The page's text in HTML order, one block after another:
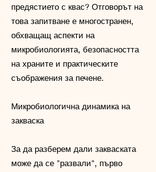
предястието с квас? Отговорът на
това запитване е многостранен,
обхващащ аспекти на
микробиологията, безопасността
на храните и практическите
съображения за печене.
Микробиологична динамика на
закваска
За да разберем дали закваската
може да се "развали", първо